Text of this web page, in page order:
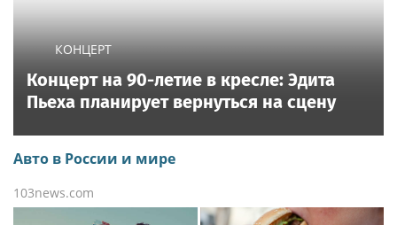
КОНЦЕРТ
Концерт на 90-летие в кресле: Эдита
Пьеха планирует вернуться на сцену
Авто в России и мире
103news.com